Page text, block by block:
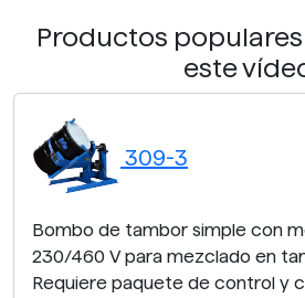
Productos
este
309-3
Bombo de tambor simple con
230/460 V para mezclado en
Requiere paquete de control y